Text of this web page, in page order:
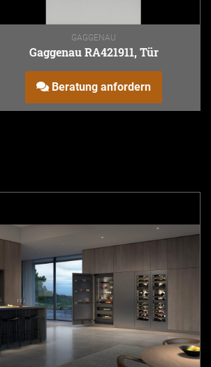
GAGGENAU
Gaggenau RA421911, Tür
Beratung anfordern